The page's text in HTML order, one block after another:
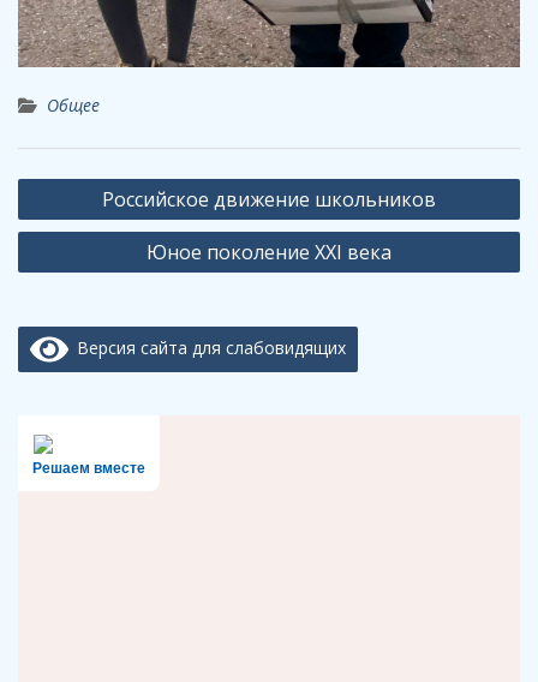
Общее
Навигация
по
Российское движение школьников
Юное поколение XXI века
Версия сайта для слабовидящих
Решаем вместе